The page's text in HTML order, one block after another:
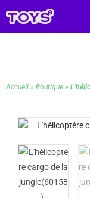
Accueil » Boutique »